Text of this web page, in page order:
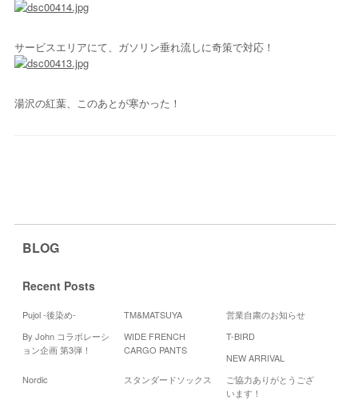
サービスエリアにて、ガソリン垂れ流しに奇策で対応！
湯沢の紅葉、このあとが寒かった！
BLOG
Recent Posts
Pujol -後染め- TM&MATSUYA
営業自粛のお知らせ
By John コラボレーシ
ョン企画 第3弾！
WIDE FRENCH
CARGO PANTS
T-BIRD
NEW ARRIVAL
Nordic
スタンダードソックス
ご協力ありがとうござ
います！